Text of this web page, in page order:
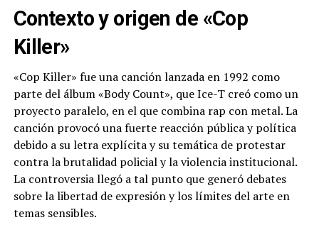
Contexto y origen de «Cop
Killer»
«Cop Killer» fue una canción lanzada en 1992 como
parte del álbum «Body Count», que Ice-T creó como un
proyecto paralelo, en el que combina rap con metal. La
canción provocó una fuerte reacción pública y política
debido a su letra explícita y su temática de protestar
contra la brutalidad policial y la violencia institucional.
La controversia llegó a tal punto que generó debates
sobre la libertad de expresión y los límites del arte en
temas sensibles.